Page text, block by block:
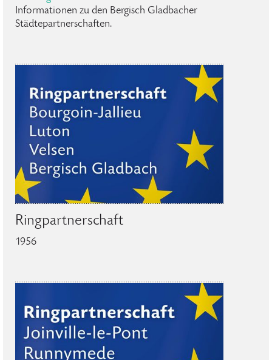
Informationen zu den Bergisch Gladbacher
Städtepartnerschaften.
Ringpartnerschaft
1956